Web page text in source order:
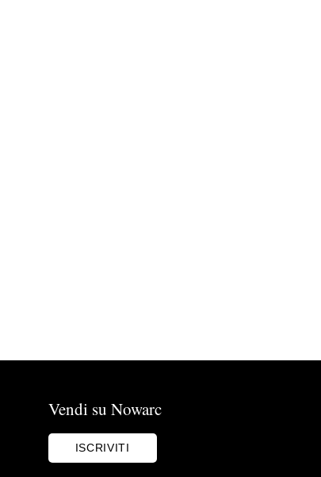
Vendi su Nowarc
ISCRIVITI